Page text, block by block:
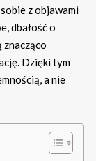
z objawami
dbałość o
Dzięki tym
a nie